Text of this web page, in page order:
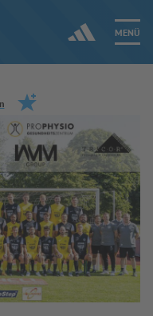
MENÜ
Jetzt einloggen